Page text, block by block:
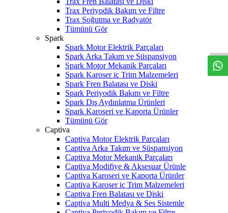
Trax Periyodik Bakım ve Filtre
Trax Soğutma ve Radyatör
Tümünü Gör
Spark
Spark Motor Elektrik Parçaları
Spark Arka Takım ve Süspansiyon
Spark Motor Mekanik Parçaları
Spark Karoser iç Trim Malzemeleri
Spark Fren Balatası ve Diski
Spark Periyodik Bakım ve Filtre
Spark Dış Aydınlatma Ürünleri
Spark Karoseri ve Kaporta Ürünler
Tümünü Gör
Captiva
Captiva Motor Elektrik Parçaları
Captiva Arka Takım ve Süspansiyon
Captiva Motor Mekanik Parçaları
Captiva Modifiye & Aksesuar Ürünle
Captiva Karoseri ve Kaporta Ürünler
Captiva Karoser iç Trim Malzemeleri
Captiva Fren Balatası ve Diski
Captiva Multi Medya & Ses Sistemle